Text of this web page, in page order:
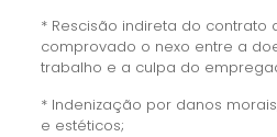
* Rescisão indireta do contrato
comprovado o nexo entre a
trabalho e a culpa do
* Indenização por danos
e estéticos;